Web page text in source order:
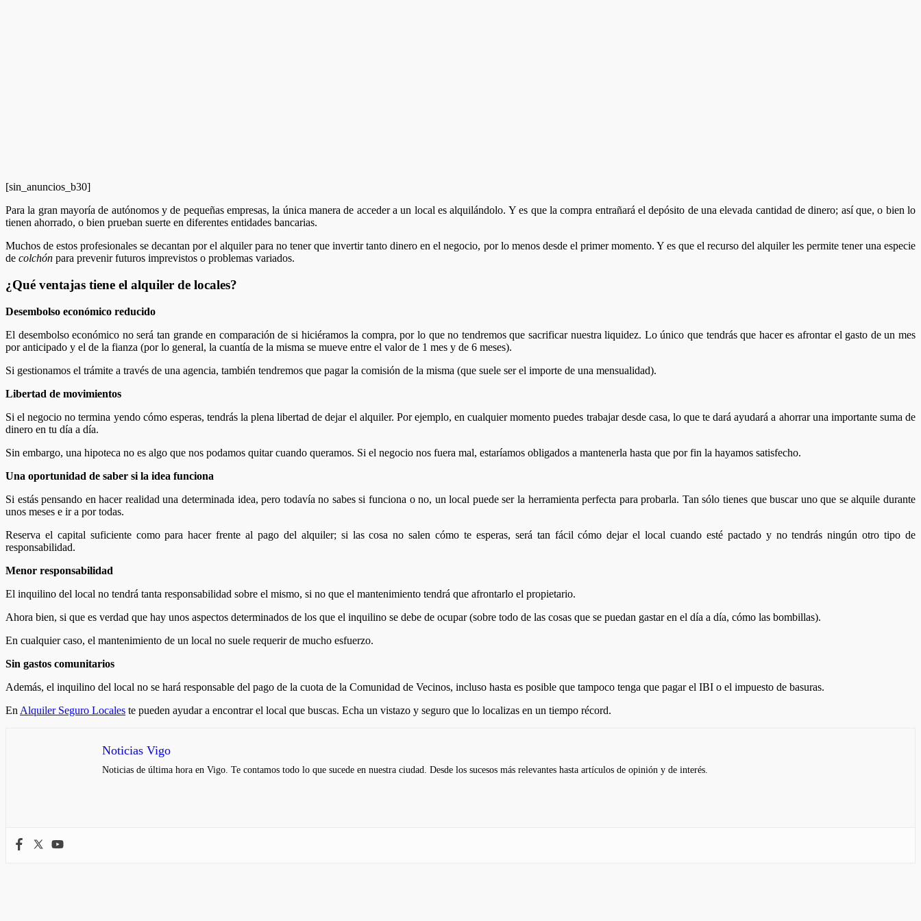
[sin_anuncios_b30]
Para la gran mayoría de autónomos y de pequeñas empresas, la única manera de acceder a un local es alquilándolo. Y es que la compra entrañará el depósito de una elevada cantidad de dinero; así que, o bien lo
tienen ahorrado, o bien prueban suerte en diferentes entidades bancarias.
Muchos de estos profesionales se decantan por el alquiler para no tener que invertir tanto dinero en el negocio, por lo menos desde el primer momento. Y es que el recurso del alquiler les permite tener una especie
de colchón para prevenir futuros imprevistos o problemas variados.
¿Qué ventajas tiene el alquiler de locales?
Desembolso económico reducido
El desembolso económico no será tan grande en comparación de si hiciéramos la compra, por lo que no tendremos que sacrificar nuestra liquidez. Lo único que tendrás que hacer es afrontar el gasto de un mes
por anticipado y el de la fianza (por lo general, la cuantía de la misma se mueve entre el valor de 1 mes y de 6 meses).
Si gestionamos el trámite a través de una agencia, también tendremos que pagar la comisión de la misma (que suele ser el importe de una mensualidad).
Libertad de movimientos
Si el negocio no termina yendo cómo esperas, tendrás la plena libertad de dejar el alquiler. Por ejemplo, en cualquier momento puedes trabajar desde casa, lo que te dará ayudará a ahorrar una importante suma de
dinero en tu día a día.
Sin embargo, una hipoteca no es algo que nos podamos quitar cuando queramos. Si el negocio nos fuera mal, estaríamos obligados a mantenerla hasta que por fin la hayamos satisfecho.
Una oportunidad de saber si la idea funciona
Si estás pensando en hacer realidad una determinada idea, pero todavía no sabes si funciona o no, un local puede ser la herramienta perfecta para probarla. Tan sólo tienes que buscar uno que se alquile durante
unos meses e ir a por todas.
Reserva el capital suficiente como para hacer frente al pago del alquiler; si las cosa no salen cómo te esperas, será tan fácil cómo dejar el local cuando esté pactado y no tendrás ningún otro tipo de
responsabilidad.
Menor responsabilidad
El inquilino del local no tendrá tanta responsabilidad sobre el mismo, si no que el mantenimiento tendrá que afrontarlo el propietario.
Ahora bien, si que es verdad que hay unos aspectos determinados de los que el inquilino se debe de ocupar (sobre todo de las cosas que se puedan gastar en el día a día, cómo las bombillas).
En cualquier caso, el mantenimiento de un local no suele requerir de mucho esfuerzo.
Sin gastos comunitarios
Además, el inquilino del local no se hará responsable del pago de la cuota de la Comunidad de Vecinos, incluso hasta es posible que tampoco tenga que pagar el IBI o el impuesto de basuras.
En Alquiler Seguro Locales te pueden ayudar a encontrar el local que buscas. Echa un vistazo y seguro que lo localizas en un tiempo récord.
Noticias Vigo
Noticias de última hora en Vigo. Te contamos todo lo que sucede en nuestra ciudad. Desde los sucesos más relevantes hasta artículos de opinión y de interés.